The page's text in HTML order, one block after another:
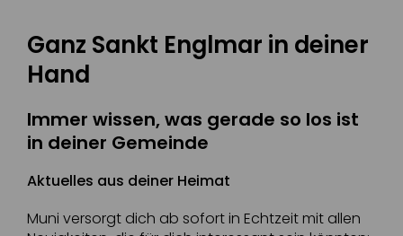
Ganz Sankt Englmar in deiner
Hand
Immer wissen, was gerade so los ist
in deiner Gemeinde
Aktuelles aus deiner Heimat
Muni versorgt dich ab sofort in Echtzeit mit allen